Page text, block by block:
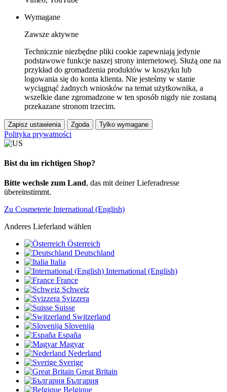
Wymagane
Zawsze aktywne
Technicznie niezbędne pliki cookie zapewniają jedynie
podstawowe funkcje naszej strony internetowej. Służą one na
przykład do gromadzenia produktów w koszyku lub
logowania się do konta klienta. Nie jesteśmy w stanie
wyciągnąć żadnych wniosków na temat użytkownika, a
wszelkie dane zgromadzone w ten sposób nigdy nie zostaną
przekazane stronom trzecim.
Zapisz ustawienia Zgoda Tylko wymagane
Polityka prywatności
Bist du im richtigen Shop?
Bitte wechsle zum Land, das mit deiner Lieferadresse
übereinstimmt.
Zu Cosmeterie International (English)
Anderes Lieferland wählen
Österreich
Deutschland
Italia
International (English)
France
Schweiz
Svizzera
Suisse
Switzerland
Slovenija
España
Magyar
Nederland
Sverige
Great Britain
България
Belgique